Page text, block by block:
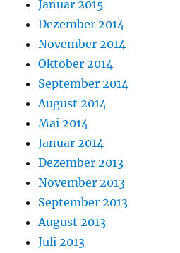
Januar 2015
Dezember 2014
November 2014
Oktober 2014
September 2014
August 2014
Mai 2014
Januar 2014
Dezember 2013
November 2013
September 2013
August 2013
Juli 2013